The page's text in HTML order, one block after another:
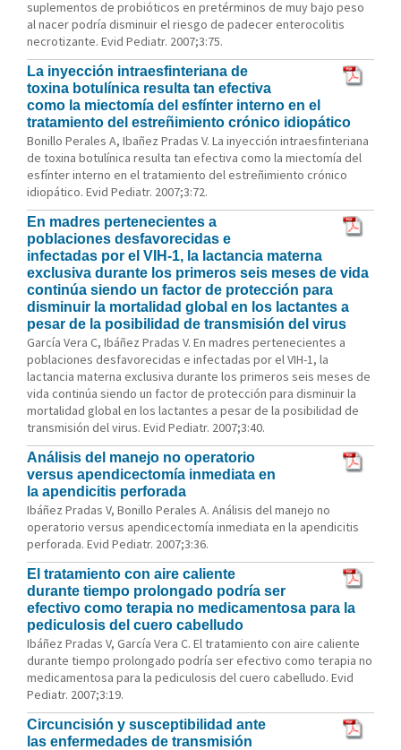
suplementos de probióticos en pretérminos de muy bajo peso
al nacer podría disminuir el riesgo de padecer enterocolitis
necrotizante. Evid Pediatr. 2007;3:75.
La inyección intraesfinteriana de
toxina botulínica resulta tan efectiva
como la miectomía del esfínter interno en el
tratamiento del estreñimiento crónico idiopático
Bonillo Perales A, Ibañez Pradas V. La inyección intraesfinteriana
de toxina botulínica resulta tan efectiva como la miectomía del
esfínter interno en el tratamiento del estreñimiento crónico
idiopático. Evid Pediatr. 2007;3:72.
En madres pertenecientes a
poblaciones desfavorecidas e
infectadas por el VIH-1, la lactancia materna
exclusiva durante los primeros seis meses de vida
continúa siendo un factor de protección para
disminuir la mortalidad global en los lactantes a
pesar de la posibilidad de transmisión del virus
García Vera C, Ibáñez Pradas V. En madres pertenecientes a
poblaciones desfavorecidas e infectadas por el VIH-1, la
lactancia materna exclusiva durante los primeros seis meses de
vida continúa siendo un factor de protección para disminuir la
mortalidad global en los lactantes a pesar de la posibilidad de
transmisión del virus. Evid Pediatr. 2007;3:40.
Análisis del manejo no operatorio
versus apendicectomía inmediata en
la apendicitis perforada
Ibáñez Pradas V, Bonillo Perales A. Análisis del manejo no
operatorio versus apendicectomía inmediata en la apendicitis
perforada. Evid Pediatr. 2007;3:36.
El tratamiento con aire caliente
durante tiempo prolongado podría ser
efectivo como terapia no medicamentosa para la
pediculosis del cuero cabelludo
Ibáñez Pradas V, García Vera C. El tratamiento con aire caliente
durante tiempo prolongado podría ser efectivo como terapia no
medicamentosa para la pediculosis del cuero cabelludo. Evid
Pediatr. 2007;3:19.
Circuncisión y susceptibilidad ante
las enfermedades de transmisión